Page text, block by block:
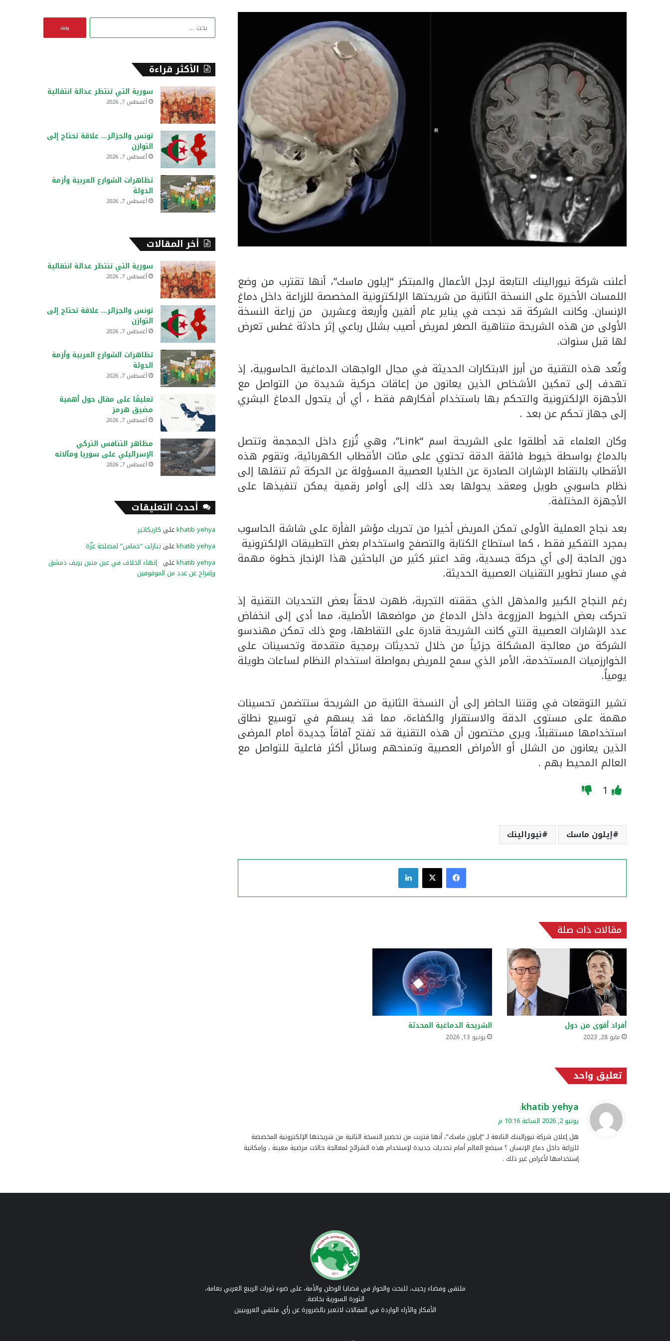
أعلنت شركة نيورالينك التابعة لرجل الأعمال والمبتكر “إيلون ماسك”، أنها تقترب من وضع
اللمسات الأخيرة على النسخة الثانية من شريحتها الإلكترونية المخصصة للزراعة داخل دماغ
الإنسان. وكانت الشركة قد نجحت في يناير عام ألفين وأربعة وعشرين من زراعة النسخة
الأولى من هذه الشريحة متناهية الصغر لمريض أصيب بشلل رباعي إثر حادثة غطس تعرض
لها قبل سنوات.
وتُعد هذه التقنية من أبرز الابتكارات الحديثة في مجال الواجهات الدماغية الحاسوبية، إذ
تهدف إلى تمكين الأشخاص الذين يعانون من إعاقات حركية شديدة من التواصل مع
الأجهزة الإلكترونية والتحكم بها باستخدام أفكارهم فقط ، أي أن يتحول الدماغ البشري
إلى جهاز تحكم عن بعد .
وكان العلماء قد أطلقوا على الشريحة اسم “Link”، وهي تُزرع داخل الجمجمة وتتصل
بالدماغ بواسطة خيوط فائقة الدقة تحتوي على مئات الأقطاب الكهربائية، وتقوم هذه
الأقطاب بالتقاط الإشارات الصادرة عن الخلايا العصبية المسؤولة عن الحركة ثم تنقلها إلى
نظام حاسوبي طويل ومعقد يحولها بعد ذلك إلى أوامر رقمية يمكن تنفيذها على
الأجهزة المختلفة.
بعد نجاح العملية الأولى تمكن المريض أخيرا من تحريك مؤشر الفأرة على شاشة الحاسوب
بمجرد التفكير فقط ، كما استطاع الكتابة والتصفح واستخدام بعض التطبيقات الإلكترونية
دون الحاجة إلى أي حركة جسدية، وقد اعتبر كثير من الباحثين هذا الإنجاز خطوة مهمة
في مسار تطوير التقنيات العصبية الحديثة.
رغم النجاح الكبير والمذهل الذي حققته التجربة، ظهرت لاحقاً بعض التحديات التقنية إذ
تحركت بعض الخيوط المزروعة داخل الدماغ من مواضعها الأصلية، مما أدى إلى انخفاض
عدد الإشارات العصبية التي كانت الشريحة قادرة على التقاطها، ومع ذلك تمكن مهندسو
الشركة من معالجة المشكلة جزئياً من خلال تحديثات برمجية متقدمة وتحسينات على
الخوارزميات المستخدمة، الأمر الذي سمح للمريض بمواصلة استخدام النظام لساعات طويلة
يومياً.
تشير التوقعات في وقتنا الحاضر إلى أن النسخة الثانية من الشريحة ستتضمن تحسينات
مهمة على مستوى الدقة والاستقرار والكفاءة، مما قد يسهم في توسيع نطاق
استخدامها مستقبلاً، ويرى مختصون أن هذه التقنية قد تفتح آفاقاً جديدة أمام المرضى
الذين يعانون من الشلل أو الأمراض العصبية وتمنحهم وسائل أكثر فاعلية للتواصل مع
العالم المحيط بهم .
1
إيلون ماسك نيورالينك
فيسبوك
مقالات ذات صلة
أفراد أقوى من دول
مايو 28, 2023
الشريحة الدماغية المحدثة
يونيو 13, 2026
تعليق واحد
ي
ق
و
ل
khatib yehya
:
يونيو 2, 2026 الساعة 10:16 م
هل إعلان شركة نيورالينك التابعة لـ “إيلون ماسك”، أنها قتربت من تحضير النسخة الثانية من شريحتها الإلكترونية المخصصة
للزراعة داخل دماغ الإنسان ؟ سيضع العالم أمام تحديات جديدة لإستخدام هذه الشرائح لمعالجة حالات مرضية معينة ، وإمكانية
إستخدامها لأغراض غير ذلك .
ا
:
الأكثر قراءة
سورية التي تنتظر عدالة انتقالية
أغسطس 7, 2026
تونس والجزائر… علاقة تحتاج إلى
التوازن
أغسطس 7, 2026
تظاهرات الشوارع العربية وأزمة
الدولة
أغسطس 7, 2026
أخر المقالات
سورية التي تنتظر عدالة انتقالية
أغسطس 7, 2026
تونس والجزائر… علاقة تحتاج إلى
التوازن
أغسطس 7, 2026
تظاهرات الشوارع العربية وأزمة
الدولة
أغسطس 7, 2026
تعليقًا على مقال حول أهمية
مضيق هرمز
أغسطس 7, 2026
مظاهر التنافس التركي
الإسرائيلي على سوريا ومآلاته
أغسطس 7, 2026
أحدث التعليقات
khatib yehyaعلى كاريكاتير
khatib yehyaعلى تنازلت “حماس” لمصلحة غزّة
khatib yehyaعلى إنهاء الخلاف في عين منين بريف دمشق
وإفراج عن عدد من الموقوفين
ملتقى وفضاء رحيب، للبحث والحوار في قضايا الوطن والأمة، على ضوء ثورات الربيع العربي بعامة،
الثورة السورية بخاصة.
الأفكار والآراء الواردة في المقالات لاتعبر بالضرورة عن رأي ملتقى العروبيين